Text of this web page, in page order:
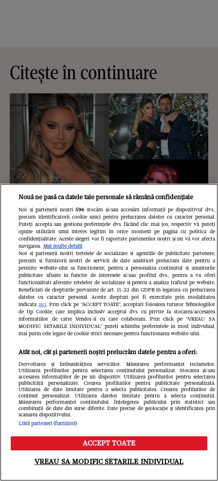
Citește în continuare
Cine este Roxana Vașniuc. A lucrat la
Etno TV, de unde a fost concediată,
și este divorțată de tatăl fiicei sale
Ce s-a întâmplat cu Iustina Loghin și
Cornel Luchian după experiența
Meniu Caută
Nouă ne pasă ca datele tale personale să rămână confidențiale
Noi și partenerii noștri 596stocăm și/sau accesăm informații pe dispozitivul dvs.,
precum identificatorii cookie unici pentru prelucrarea datelor cu caracter personal.
Puteți accepta sau gestiona preferințele dvs. făcând clic mai jos, respectiv vă puteți
opune utilizării unui interes legitim în orice moment pe pagina cu politica de
confidențialitate. Aceste alegeri vor fi raportate partenerilor noștri și nu vă vor afecta
navigarea. Mai multe detalii
Noi si partenerii nostri (retelele de socializare si agentiile de publicitate partenere,
precum si furnizorii nostri de servicii de date analitice) prelucram date pentru a
permite website-ului sa functioneze, pentru a personaliza continutul si anunturile
publicitare afisate in functie de interesele si/sau profilul dvs., pentru a va oferi
functionalitati aferente retelelor de socializare si pentru a analiza traficul pe website.
Beneficiati de drepturile prevazute de art. 15-22 din GDPR in legatura cu prelucrarea
datelor cu caracter personal. Aceste drepturi pot fi exercitate prin modalitatea
indicataaici. Prin click pe “ACCEPT TOATE”, acceptati folosirea tuturor Tehnologiilor
de tip Cookie, care implica inclusiv acceptul dvs. cu privire la stocarea/accesarea
informatiilor de catre Vendor-ii cu care colaboram. Prin click pe “VREAU SA
MODIFIC SETARILE INDIVIDUAL” puteti schimba preferintele in mod individual,
mai putin cele legate de cookie strict necesare pentru functionarea website-ului.
Atât noi, cât și partenerii noștri prelucrăm datele pentru a oferi:
Dezvoltarea și îmbunătățirea serviciilor. Măsurarea performanței reclamelor.
Utilizarea profilurilor pentru selectarea conținutului personalizat. Stocarea și/sau
accesarea informațiilor de pe un dispozitiv. Utilizarea profilurilor pentru selectarea
publicității personalizate. Crearea profilurilor pentru publicitate personalizată.
Utilizarea de date limitate pentru a selecta publicitatea. Crearea profilurilor de
conținut personalizat. Utilizarea datelor limitate pentru a selecta conținutul.
Măsurarea performanței conținutului. Înțelegerea publicului prin statistici sau
combinații de date din surse diferite. Date precise de geolocație și identificarea prin
scanarea dispozitivului.
Listă parteneri (furnizori)
ACCEPT TOATE
VREAU SA MODIFIC SETARILE INDIVIDUAL